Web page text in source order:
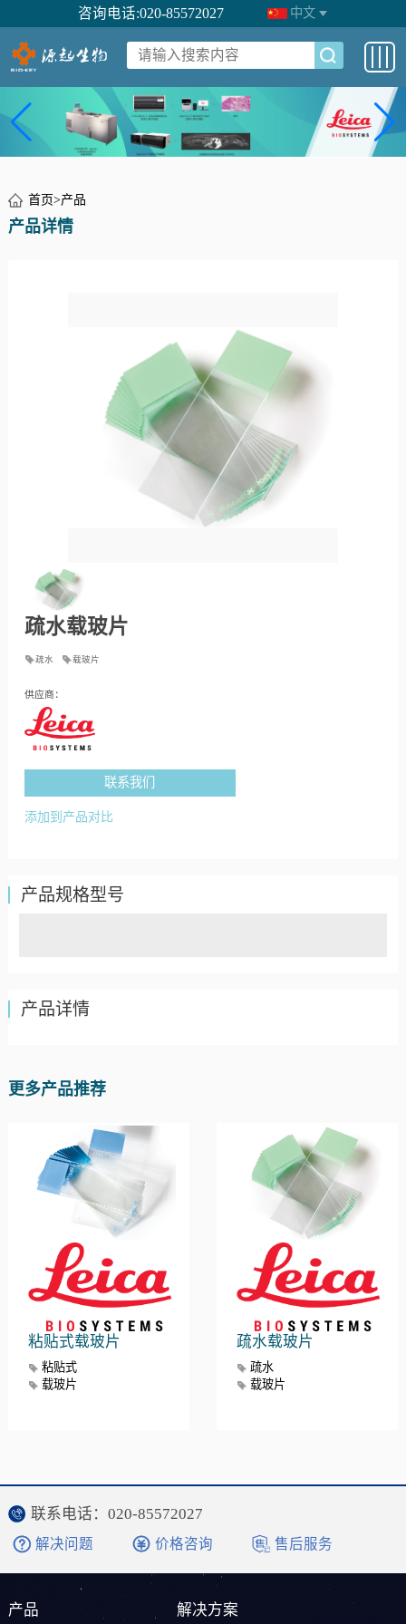
咨询电话:020-85572027 中文
首页>产品
产品详情
疏水载玻片
疏水 载玻片
供应商：
联系我们
添加到产品对比
产品规格型号
产品详情
更多产品推荐
粘贴式载玻片
粘贴式
载玻片
疏水载玻片
疏水
载玻片
联系电话：020-85572027
解决问题 价格咨询 售后服务
产品 解决方案